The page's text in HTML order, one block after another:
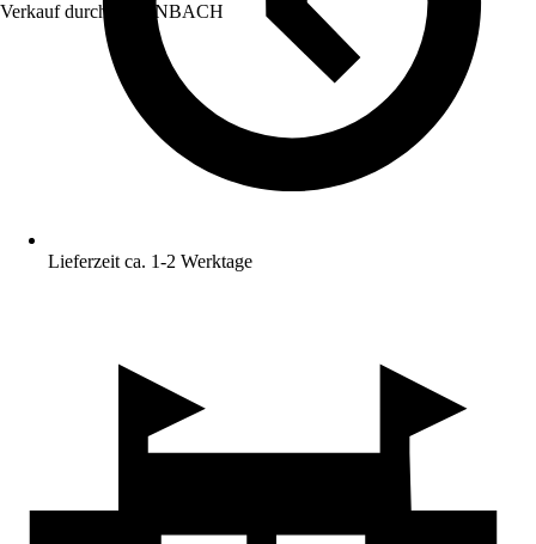
Verkauf durch: HORNBACH
Lieferzeit ca. 1-2 Werktage